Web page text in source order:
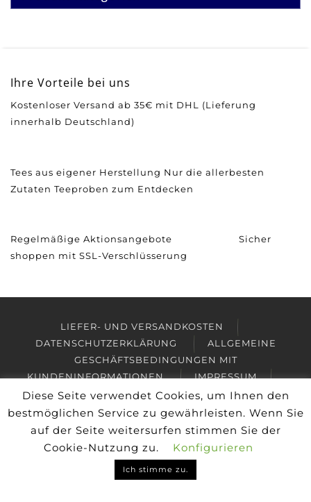
Ihre Vorteile bei uns
Kostenloser Versand ab 35€ mit DHL (Lieferung
innerhalb Deutschland)
Tees aus eigener Herstellung Nur die allerbesten
Zutaten Teeproben zum Entdecken
Regelmäßige Aktionsangebote Sicher
shoppen mit SSL-Verschlüsserung
LIEFER- UND VERSANDKOSTEN
DATENSCHUTZERKLÄRUNG
ALLGEMEINE
GESCHÄFTSBEDINGUNGEN MIT
KUNDENINFORMATIONEN
IMPRESSUM
WIDERRUFSBELEHRUNG & WIDERRUFSFORMULAR
VERTRAG WIDERRUFEN
FACEBOOK
INSTAGRAM
Copyright © 2026 Friesisches Teehaus Wyk
Alle Preise inkl. der gesetzlichen MwSt.
Diese Seite verwendet Cookies, um Ihnen den
bestmöglichen Service zu gewährleisten. Wenn Sie
auf der Seite weitersurfen stimmen Sie der
Cookie-Nutzung zu.
Konfigurieren
Ich stimme zu.